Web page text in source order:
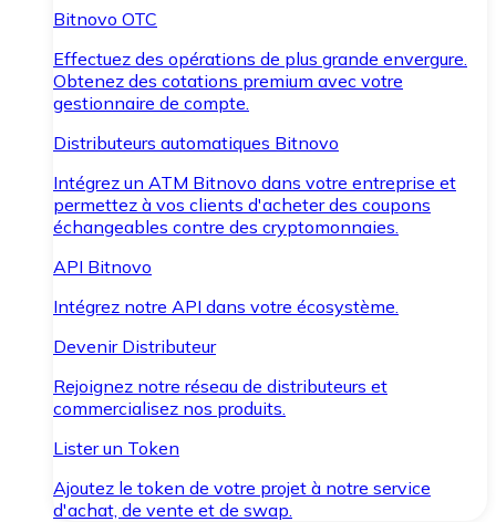
Bitnovo OTC
Effectuez des opérations de plus grande envergure.
Obtenez des cotations premium avec votre
gestionnaire de compte.
Distributeurs automatiques Bitnovo
Intégrez un ATM Bitnovo dans votre entreprise et
permettez à vos clients d'acheter des coupons
échangeables contre des cryptomonnaies.
API Bitnovo
Intégrez notre API dans votre écosystème.
Devenir Distributeur
Rejoignez notre réseau de distributeurs et
commercialisez nos produits.
Lister un Token
Ajoutez le token de votre projet à notre service
d'achat, de vente et de swap.